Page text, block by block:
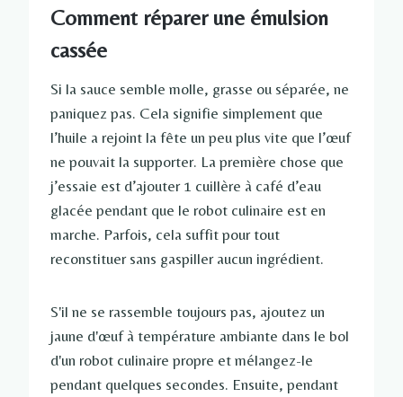
Comment réparer une émulsion
cassée
Si la sauce semble molle, grasse ou séparée, ne
paniquez pas. Cela signifie simplement que
l’huile a rejoint la fête un peu plus vite que l’œuf
ne pouvait la supporter. La première chose que
j’essaie est d’ajouter 1 cuillère à café d’eau
glacée pendant que le robot culinaire est en
marche. Parfois, cela suffit pour tout
reconstituer sans gaspiller aucun ingrédient.
S'il ne se rassemble toujours pas, ajoutez un
jaune d'œuf à température ambiante dans le bol
d'un robot culinaire propre et mélangez-le
pendant quelques secondes. Ensuite, pendant